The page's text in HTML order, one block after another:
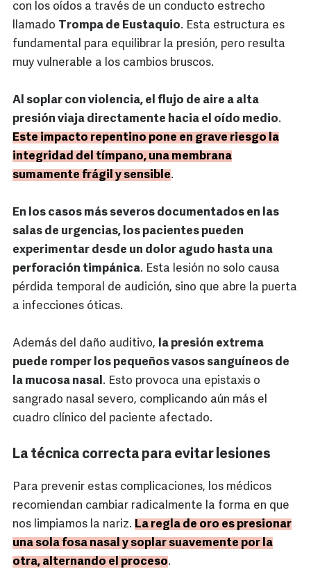
con los oídos a través de un conducto estrecho
llamado Trompa de Eustaquio. Esta estructura es
fundamental para equilibrar la presión, pero resulta
muy vulnerable a los cambios bruscos.
Al soplar con violencia, el flujo de aire a alta
presión viaja directamente hacia el oído medio.
Este impacto repentino pone en grave riesgo la
integridad del tímpano, una membrana
sumamente frágil y sensible.
En los casos más severos documentados en las
salas de urgencias, los pacientes pueden
experimentar desde un dolor agudo hasta una
perforación timpánica. Esta lesión no solo causa
pérdida temporal de audición, sino que abre la puerta
a infecciones óticas.
Además del daño auditivo, la presión extrema
puede romper los pequeños vasos sanguíneos de
la mucosa nasal. Esto provoca una epistaxis o
sangrado nasal severo, complicando aún más el
cuadro clínico del paciente afectado.
La técnica correcta para evitar lesiones
Para prevenir estas complicaciones, los médicos
recomiendan cambiar radicalmente la forma en que
nos limpiamos la nariz. La regla de oro es presionar
una sola fosa nasal y soplar suavemente por la
otra, alternando el proceso.